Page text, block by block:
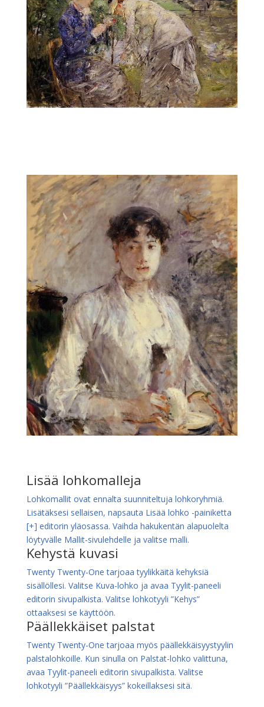
Lisää lohkomalleja
Lohkomallit ovat ennalta suunniteltuja lohkoryhmiä.
Lisätäksesi sellaisen, napsauta Lisää lohko -painiketta
[+] editorin yläosassa. Vaihda hakukentän alapuolelta
löytyvälle Mallit-sivulehdelle ja valitse malli.
Kehystä kuvasi
Twenty Twenty-One tarjoaa tyylikkäitä kehyksiä
sisällöllesi. Valitse Kuva-lohko ja avaa Tyylit-paneeli
editorin sivupalkista. Valitse lohkotyyli ”Kehys”
ottaaksesi se käyttöön.
Päällekkäiset palstat
Twenty Twenty-One tarjoaa myös päällekkäisyystyylin
palstalohkoille. Kun sinulla on Palstat-lohko valittuna,
avaa Tyylit-paneeli editorin sivupalkista. Valitse
lohkotyyli ”Päällekkäisyys” kokeillaksesi sitä.